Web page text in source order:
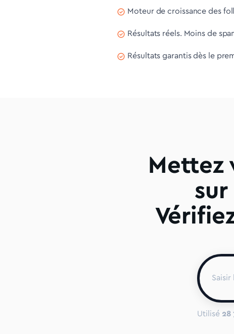
Moteur de croissance des
Résultats réels. Moins de
Résultats garantis dès le
Mettez
Utilisé 28